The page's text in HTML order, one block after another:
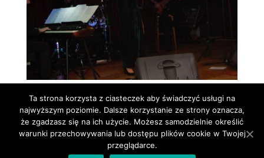
Ta strona korzysta z ciasteczek aby świadczyć usługi na
najwyższym poziomie. Dalsze korzystanie ze strony oznacza,
że zgadzasz się na ich użycie. Możesz samodzielnie określić
warunki przechowywania lub dostępu plików cookie w Twojej
przeglądarce.